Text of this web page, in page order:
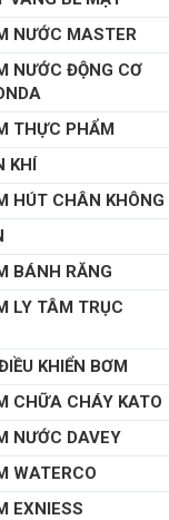
NƯỚC MASTER
NƯỚC ĐỘNG CƠ
THỰC PHẨM
KHÍ
HÚT CHÂN KHÔNG
BÁNH RĂNG
LY TÂM TRỤC
KHIỂN BƠM
CHỮA CHÁY KATO
NƯỚC DAVEY
WATERCO
EXNIESS